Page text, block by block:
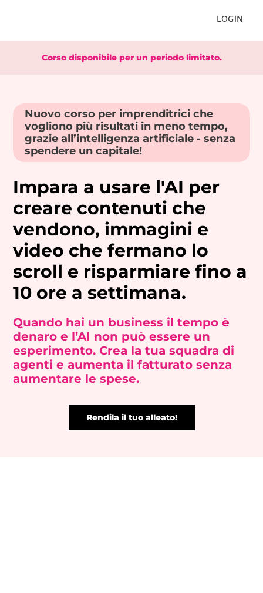
LOGIN
Corso disponibile per un periodo limitato.
Nuovo corso per imprenditrici che
vogliono più risultati in meno tempo,
grazie all’intelligenza artificiale - senza
spendere un capitale!
Impara a usare l'AI per
creare contenuti che
vendono, immagini e
video che fermano lo
scroll e risparmiare fino a
10 ore a settimana.
Quando hai un business il tempo è
denaro e l’AI non può essere un
esperimento.​ Crea la tua squadra di
agenti e aumenta il fatturato senza
aumentare le spese.
Rendila il tuo alleato!